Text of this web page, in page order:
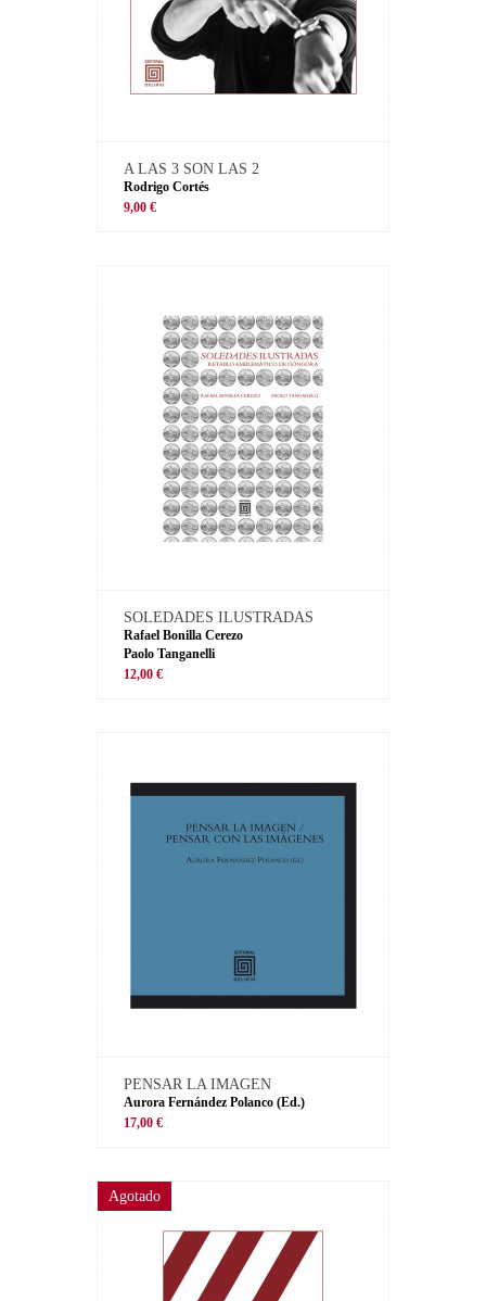
A LAS 3 SON LAS 2
Rodrigo Cortés
9,00 €
SOLEDADES ILUSTRADAS
Rafael Bonilla Cerezo
Paolo Tanganelli
12,00 €
PENSAR LA IMAGEN
Aurora Fernández Polanco (Ed.)
17,00 €
Agotado